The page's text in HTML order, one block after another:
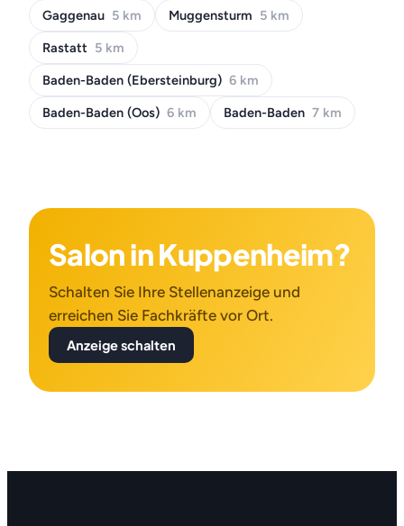
Gaggenau 5 km Muggensturm 5 km
Rastatt 5 km
Baden-Baden (Ebersteinburg) 6 km
Baden-Baden (Oos) 6 km Baden-Baden 7 km
Salon in Kuppenheim?
Schalten Sie Ihre Stellenanzeige und
erreichen Sie Fachkräfte vor Ort.
Anzeige schalten